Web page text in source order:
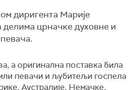
диригента Марије
црначке духовне и
а оригинална поставка била
певачи и љубитељи госпела
Аустралије, Немачке,